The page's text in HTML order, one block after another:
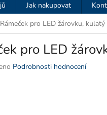
Jak nakupovat
Rámeček pro LED žárovku,
pro LED
Podrobnosti hodnocení